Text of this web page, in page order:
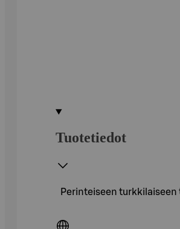
Tuotetiedot
Perinteiseen